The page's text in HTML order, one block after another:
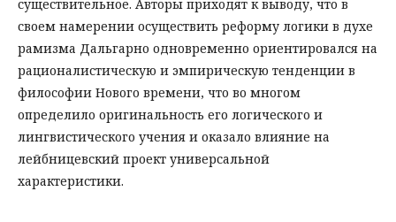
существительное. Авторы приходят к выводу, что в
своем намерении осуществить реформу логики в духе
рамизма Дальгарно одновременно ориентировался на
рационалистическую и эмпирическую тенденции в
философии Нового времени, что во многом
определило оригинальность его логического и
лингвистического учения и оказало влияние на
лейбницевский проект универсальной
характеристики.